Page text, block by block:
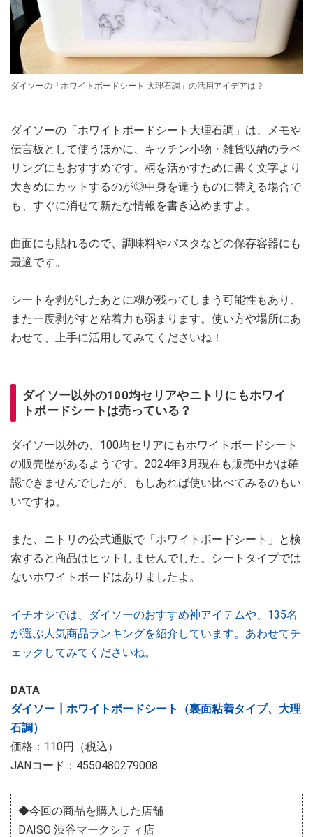
ダイソーの「ホワイトボードシート 大理石調」の活用アイデアは？
ダイソーの「ホワイトボードシート大理石調」は、メモや
伝言板として使うほかに、キッチン小物・雑貨収納のラベ
リングにもおすすめです。柄を活かすために書く文字より
大きめにカットするのが◎中身を違うものに替える場合で
も、すぐに消せて新たな情報を書き込めますよ。
曲面にも貼れるので、調味料やパスタなどの保存容器にも
最適です。
シートを剥がしたあとに糊が残ってしまう可能性もあり、
また一度剥がすと粘着力も弱まります。使い方や場所にあ
わせて、上手に活用してみてくださいね！
ダイソー以外の100均セリアやニトリにもホワイ
トボードシートは売っている？
ダイソー以外の、100均セリアにもホワイトボードシート
の販売歴があるようです。2024年3月現在も販売中かは確
認できませんでしたが、もしあれば使い比べてみるのもい
いですね。
また、ニトリの公式通販で「ホワイトボードシート」と検
索すると商品はヒットしませんでした。シートタイプでは
ないホワイトボードはありましたよ。
イチオシでは、ダイソーのおすすめ神アイテムや、135名
が選ぶ人気商品ランキングを紹介しています。あわせてチ
ェックしてみてくださいね。
DATA
ダイソー┃ホワイトボードシート（裏面粘着タイプ、大理
石調）
価格：110円（税込）
JANコード：4550480279008
◆今回の商品を購入した店舗
DAISO 渋谷マークシティ店